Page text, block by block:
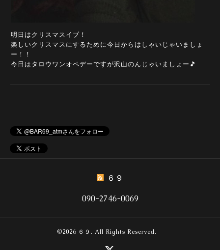
明日はクリスマスイブ！
楽しいクリスマスにするために今日からはしゃいじゃいましょ
ー！！
今日はタロウワンオペデーですが沢山のんじゃいましょー🎵
６９
090-2746-0069
©2026 ６９ . All Rights Reserved.